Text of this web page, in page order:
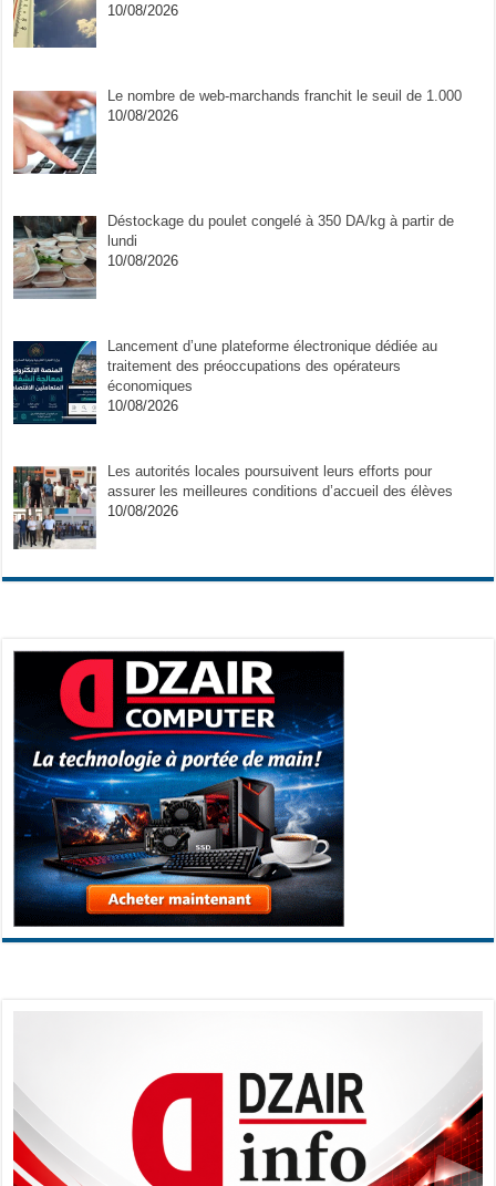
10/08/2026
Le nombre de web-marchands franchit le seuil de 1.000
10/08/2026
Déstockage du poulet congelé à 350 DA/kg à partir de
lundi
10/08/2026
Lancement d’une plateforme électronique dédiée au
traitement des préoccupations des opérateurs
économiques
10/08/2026
Les autorités locales poursuivent leurs efforts pour
assurer les meilleures conditions d’accueil des élèves
10/08/2026